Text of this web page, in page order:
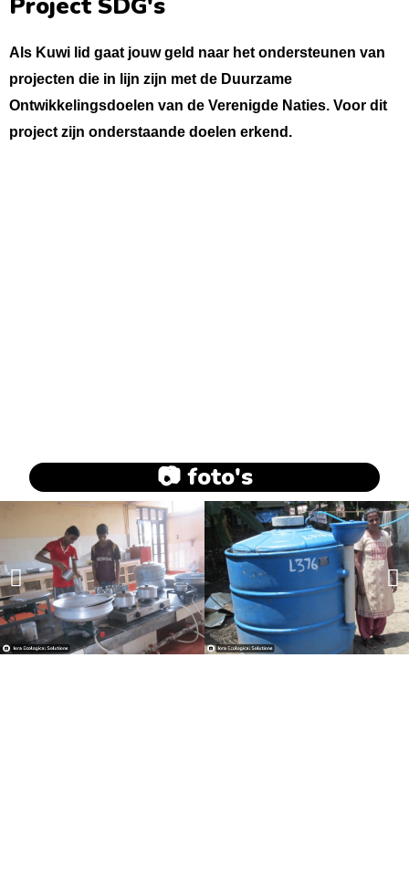
Project SDG's
Als Kuwi lid gaat jouw geld naar het ondersteunen van
projecten die in lijn zijn met de Duurzame
Ontwikkelingsdoelen van de Verenigde Naties. Voor dit
project zijn onderstaande doelen erkend.
📷 foto's